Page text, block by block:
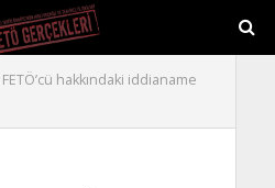
FETÖ’cü hakkındaki iddianame